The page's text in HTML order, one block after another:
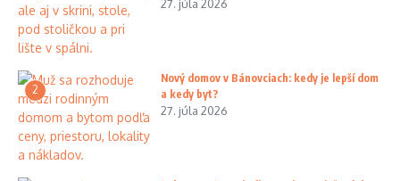
27. júla 2026
2
Nový domov v Bánovciach: kedy je lepší dom
a kedy byt?
27. júla 2026